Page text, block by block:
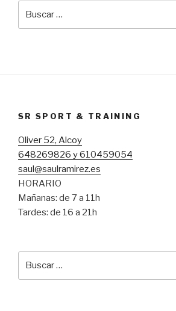
SR SPORT & TRAINING
Oliver 52, Alcoy
648269826 y 610459054
saul@saulramirez.es
HORARIO
Mañanas: de 7 a 11h
Tardes: de 16 a 21h